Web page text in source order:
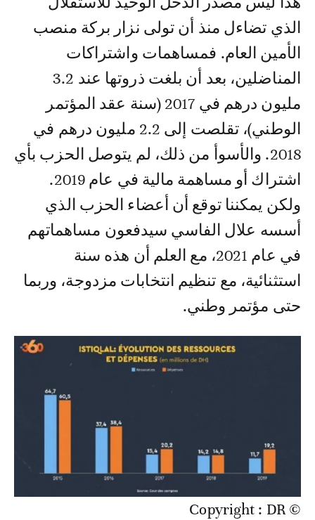
الذي تضاءل منذ أن تولى نزار بركة منصب
الأمين العام. فمساهمات واشتراكات
المناضلين، بعد أن بلغت ذروتها عند 3.2
مليون درهم في 2017 (سنة عقد المؤتمر
الوطني)، تقلصت إلى 2.2 مليون درهم في
2018. والأسوأ من ذلك، لم يتوصل الحزب بأي
اشتراك أو مساهمة مالية في عام 2019.
ولكن يمكننا توقع أن أعضاء الحزب الذي
أسسه علال الفاسي سيدفعون مساهماتهم
في عام 2021، مع العلم أن هذه سنة
استثنائية، مع تنظيم انتخابات مزدوجة، وربما
حتى مؤتمر وطني.
© Copyright : DR